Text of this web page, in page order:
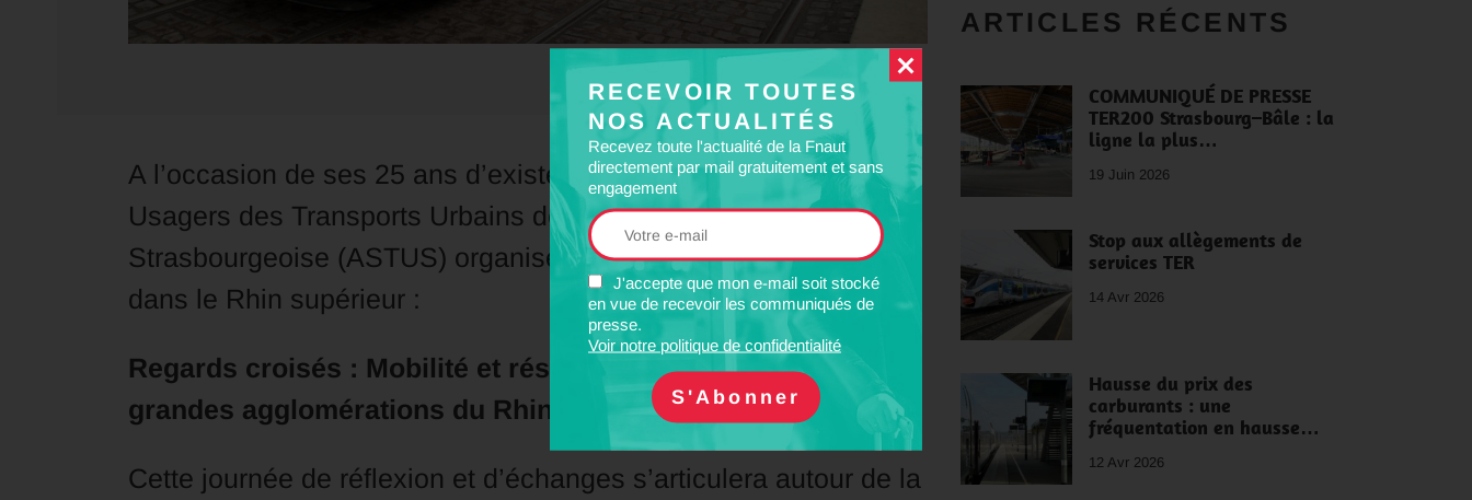
RECEVOIR TOUTES
NOS ACTUALITÉS
Recevez toute l'actualité de la Fnaut
directement par mail gratuitement et sans
engagement
J'accepte que mon e-mail soit stocké
en vue de recevoir les communiqués de
presse.
Voir notre politique de confidentialité
A l’occasion de ses 25 ans d’existence, l’Association des
Usagers des Transports Urbains de l’agglomération
Strasbourgeoise (ASTUS) organise un colloque sur la mobilité
dans le Rhin supérieur :
Regards croisés : Mobilité et réseaux de transports dans les
grandes agglomérations du Rhin Supérieur
Cette journée de réflexion et d’échanges s’articulera autour de la
ARTICLES RÉCENTS
COMMUNIQUÉ DE PRESSE
TER200 Strasbourg–Bâle : la
ligne la plus…
19 Juin 2026
Stop aux allègements de
services TER
14 Avr 2026
Hausse du prix des
carburants : une
fréquentation en hausse…
12 Avr 2026